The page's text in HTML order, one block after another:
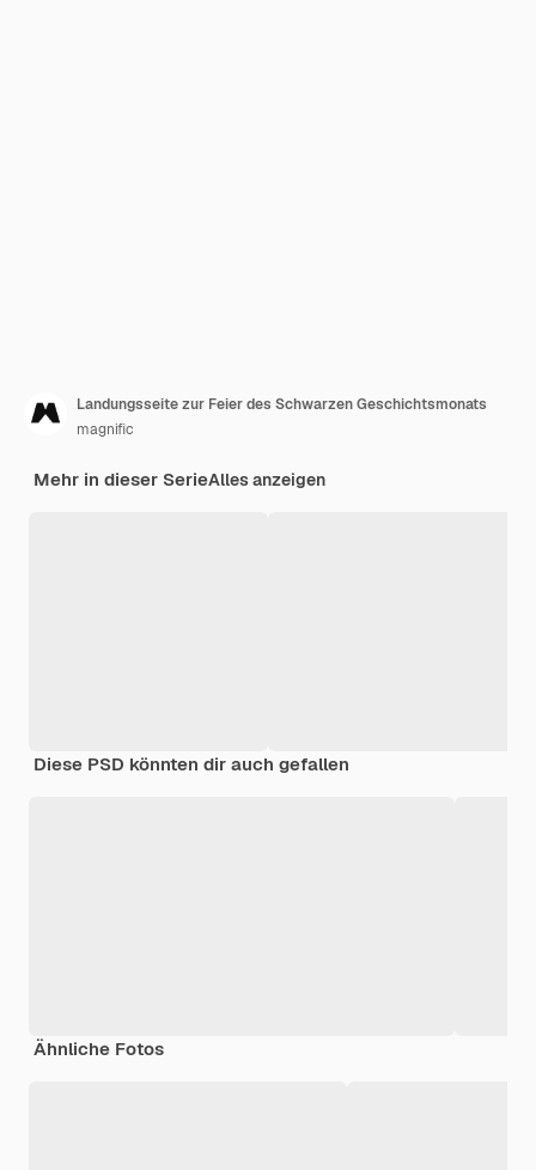
Landungsseite zur Feier des Schwarzen Geschichtsmonats
magnific
Mehr in dieser SerieAlles anzeigen
Diese PSD könnten dir auch gefallen
Ähnliche Fotos